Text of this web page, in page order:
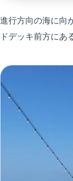
進行方向の海に向
ドデッキ前方にあ